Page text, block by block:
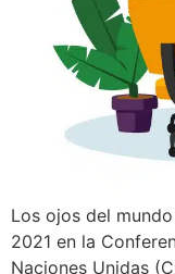
Los ojos del
2021 en la
Naciones Unidas